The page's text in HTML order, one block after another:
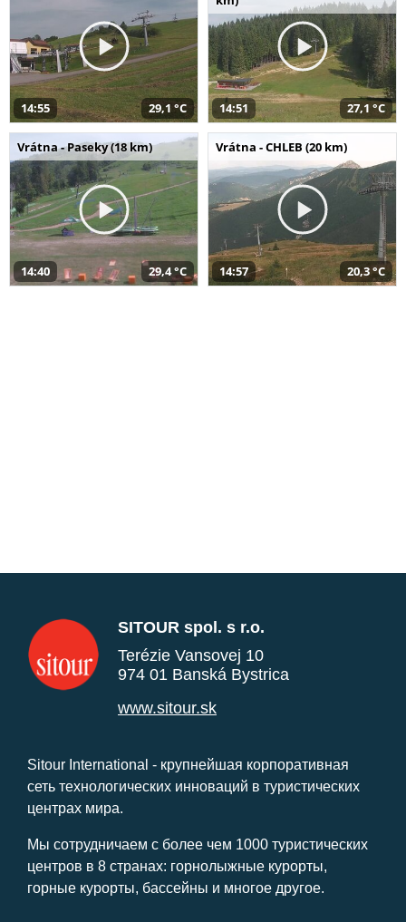
14:55 29,1 °C 14:51 27,1 °C
Vrátna - Paseky (18 km)
14:40 29,4 °C
Vrátna - CHLEB (20 km)
14:57 20,3 °C
SITOUR spol. s r.o.
Terézie Vansovej 10
974 01 Banská Bystrica
www.sitour.sk
Sitour International - крупнейшая корпоративная
сеть технологических инноваций в туристических
центрах мира.
Мы сотрудничаем с более чем 1000 туристических
центров в 8 странах: горнолыжные курорты,
горные курорты, бассейны и многое другое.